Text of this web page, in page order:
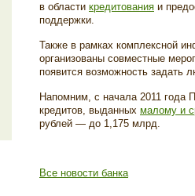
в области кредитования и
поддержки.
Также в рамках комплексной
организованы совместные
появится возможность задать
Напомним, с начала 2011 года
кредитов, выданных малому и
рублей — до 1,175 млрд.
Все новости банка